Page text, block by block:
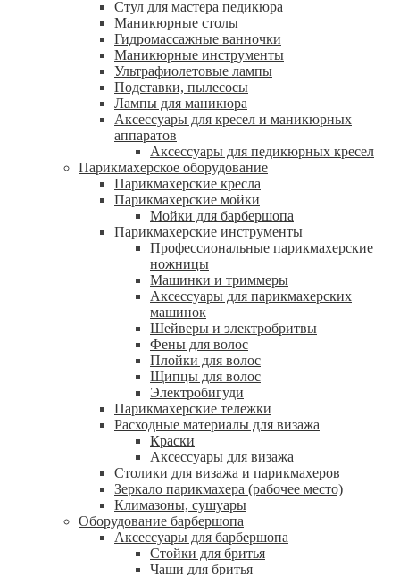
Стул для мастера педикюра
Маникюрные столы
Гидромассажные ванночки
Маникюрные инструменты
Ультрафиолетовые лампы
Подставки, пылесосы
Лампы для маникюра
Аксессуары для кресел и маникюрных
аппаратов
Аксессуары для педикюрных кресел
Парикмахерское оборудование
Парикмахерские кресла
Парикмахерские мойки
Мойки для барбершопа
Парикмахерские инструменты
Профессиональные парикмахерские
ножницы
Машинки и триммеры
Аксессуары для парикмахерских
машинок
Шейверы и электробритвы
Фены для волос
Плойки для волос
Щипцы для волос
Электробигуди
Парикмахерские тележки
Расходные материалы для визажа
Краски
Аксессуары для визажа
Столики для визажа и парикмахеров
Зеркало парикмахера (рабочее место)
Климазоны, сушуары
Оборудование барбершопа
Аксессуары для барбершопа
Стойки для бритья
Чаши для бритья